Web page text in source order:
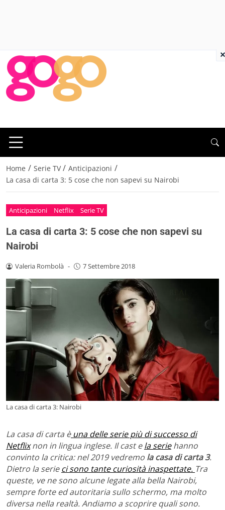
Home / Serie TV / Anticipazioni /
La casa di carta 3: 5 cose che non sapevi su Nairobi
Anticipazioni Netflix Serie TV
La casa di carta 3: 5 cose che non sapevi su
Nairobi
Valeria Rombolà - 7 Settembre 2018
La casa di carta 3: Nairobi
La casa di carta èuna delle serie più di successo di
Netflixnon in lingua inglese. Il cast ela seriehanno
convinto la critica: nel 2019 vedremo la casa di carta 3.
Dietro la serieci sono tante curiosità inaspettate. Tra
queste, ve ne sono alcune legate alla bella Nairobi,
sempre forte ed autoritaria sullo schermo, ma molto
diversa nella realtà. Andiamo a scoprire quali sono.
×